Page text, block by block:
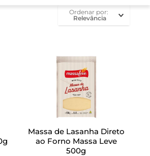
ordenar por
Relevância
Massa de Lasanha Direto
ao Forno Massa Leve
500g